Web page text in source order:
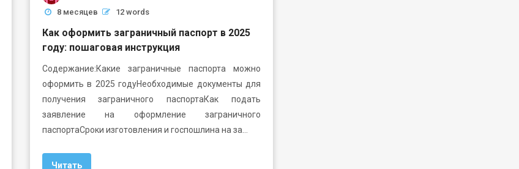
8 месяцев
12 words
Как оформить заграничный паспорт в 2025
году: пошаговая инструкция
Содержание:Какие заграничные паспорта можно
оформить в 2025 годуНеобходимые документы для
получения заграничного паспортаКак подать
заявление на оформление заграничного
паспортаСроки изготовления и госпошлина на за…
Читать